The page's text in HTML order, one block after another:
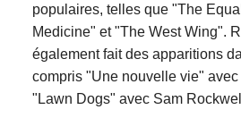
populaires, telles que "The
Medicine" et "The West Wing".
également fait des apparitions
compris "Une nouvelle vie"
"Lawn Dogs" avec Sam